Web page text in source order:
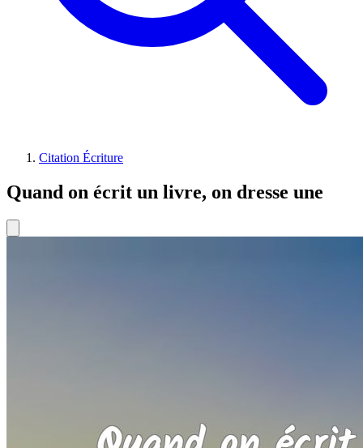
Citation Écriture
Quand on écrit un livre, on dresse une